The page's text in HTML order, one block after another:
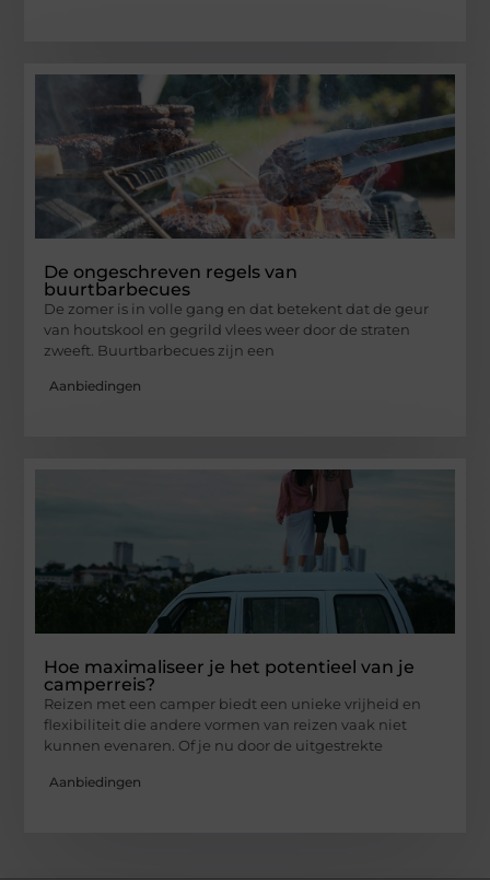
De ongeschreven regels van
buurtbarbecues
De zomer is in volle gang en dat betekent dat de geur
van houtskool en gegrild vlees weer door de straten
zweeft. Buurtbarbecues zijn een
Aanbiedingen
Hoe maximaliseer je het potentieel van je
camperreis?
Reizen met een camper biedt een unieke vrijheid en
flexibiliteit die andere vormen van reizen vaak niet
kunnen evenaren. Of je nu door de uitgestrekte
Aanbiedingen